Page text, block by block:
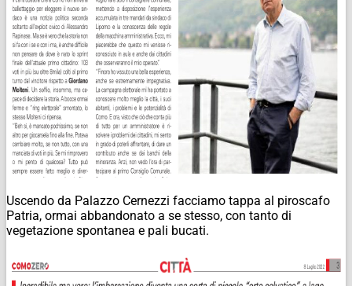
Uscendo da Palazzo Cernezzi facciamo tappa al piroscafo
Patria, ormai abbandonato a se stesso, con tanto di
vegetazione spontanea e pali bucati.